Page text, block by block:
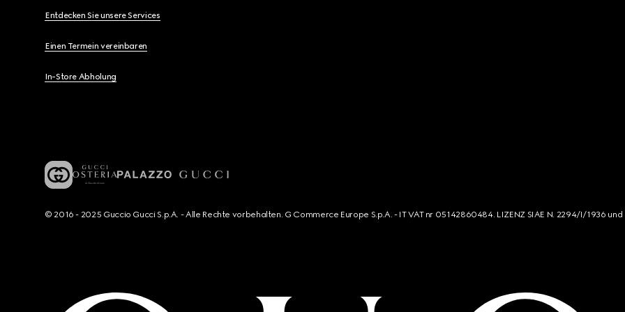
Entdecken Sie unsere Services
Einen Termein vereinbaren
In-Store Abholung
© 2016 - 2025 Guccio Gucci S.p.A. - Alle Rechte vorbehalten. G Commerce Europe S.p.A. - IT VAT nr 05142860484. LIZENZ SIAE N. 2294/I/1936